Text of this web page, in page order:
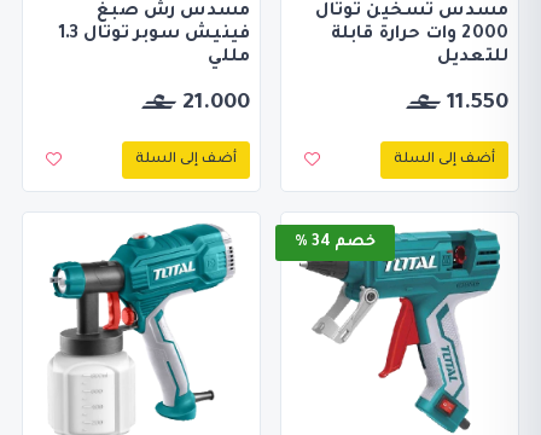
مسدس تسخين توتال
2000 وات حرارة قابلة
للتعديل
11.550
أضف إلى السلة
مسدس رش صبغ
فينيش سوبر توتال 1.3
مللي
21.000
أضف إلى السلة
خصم 34 %